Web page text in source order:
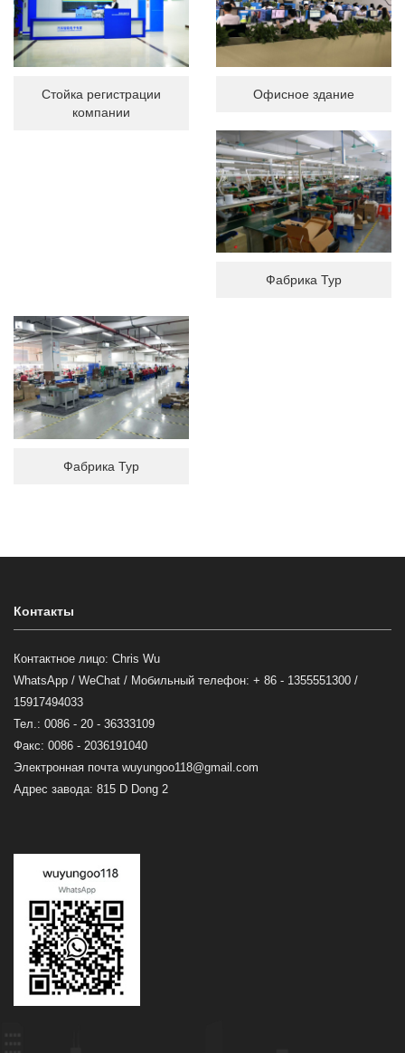
Стойка регистрации
компании
Офисное здание
Фабрика Тур
Фабрика Тур
Контакты
Контактное лицо: Chris Wu
WhatsApp / WeChat / Мобильный телефон: + 86 - 1355551300 /
15917494033
Тел.: 0086 - 20 - 36333109
Факс: 0086 - 2036191040
Электронная почта wuyungoo118@gmail.com
Адрес завода: 815 D Dong 2